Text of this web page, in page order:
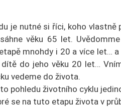
je nutné si říci, koho
věku 65 let.
mnohdy i 20 a více let…
do jeho věku 20 let…
vedeme do života.
pohledu životního cyklu
se na tuto etapu života v